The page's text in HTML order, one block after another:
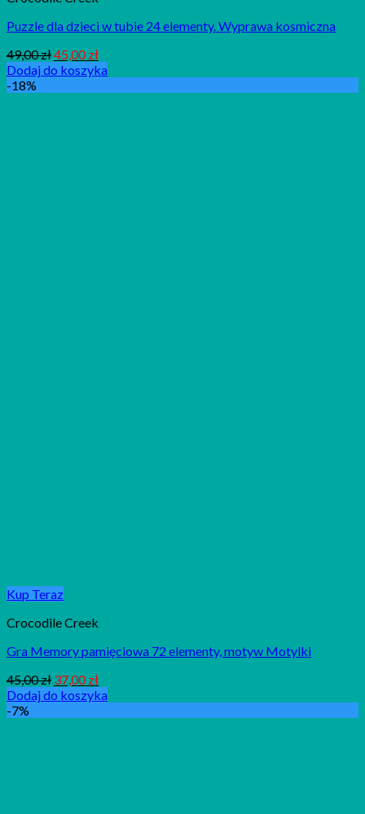
Puzzle dla dzieci w tubie 24 elementy. Wyprawa kosmiczna
49,00zł45,00zł
Dodaj do koszyka
-18%
Kup Teraz
Crocodile Creek
Gra Memory pamięciowa 72 elementy, motyw Motylki
45,00zł 37,00zł
Dodaj do koszyka
-7%